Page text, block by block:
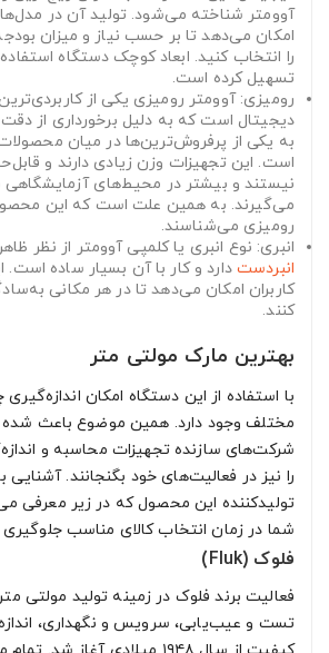
آوومتر شناخته می‌شود. تولید آن در
امکان می‌دهد تا بر حسب نیاز و میزان
را انتخاب کنید. ابعاد کوچک دستگاه استفاده
تسهیل کرده است.
رومیزی: آوومتر رومیزی یکی از
دیجیتال است که به دلیل برخورداری از دقت
به یکی از پرفروش‌ترین‌ها در میان
است. این تجهیزات وزن زیادی دارند و
نیستند و بیشتر در محیط‌های آزمایشگاهی
می‌گیرند. به همین علت است که این محصول
رومیزی می‌شناسند.
انبری: نوع انبری یا کلمپی آوومتر از نظر
انبردستدارد و کار با آن بسیار ساده
کاربران امکان می‌دهد تا در هر مکانی
کنند.
بهترین مارک مولتی متر
با استفاده از این دستگاه امکان
مختلف وجود دارد. همین موضوع باعث شده
شرکت‌های سازنده تجهیزات محاسبه و
را نیز در فعالیت‌های خود بگنجانند. آشنایی
تولیدکننده این محصول که در زیر معرفی
شما در زمان انتخاب کالای مناسب
فلوک (Fluk)
فعالیت برند فلوک در زمینه تولید مولتی
تست و عیب‌یابی، سرویس و نگهداری،